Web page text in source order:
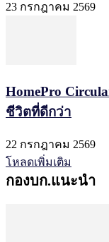
23 กรกฎาคม 2569
HomePro
ชีวิตที่ดีกว่า
22 กรกฎาคม 2569
โหลดเพิ่มเติม
กองบก.แนะนำ